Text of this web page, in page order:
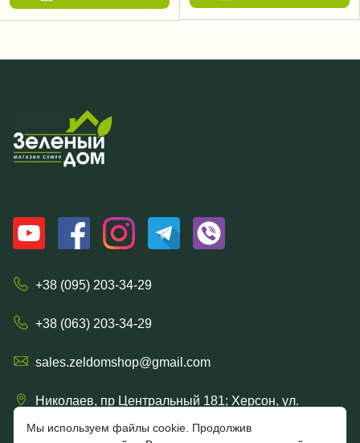
+38 (095) 203-34-29
+38 (063) 203-34-29
sales.zeldomshop@gmail.com
Николаев, пр Центральный 181; Херсон, ул.
Мы используем файлы cookie. Продолжив